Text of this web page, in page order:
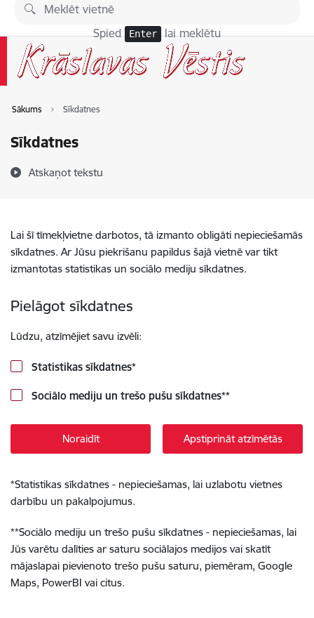
Pāriet uz lapas saturu
Spied Enter lai meklētu
Sākums Sīkdatnes
Sīkdatnes
Atskaņot tekstu
Lai šī tīmekļvietne darbotos, tā izmanto obligāti nepieciešamās
sīkdatnes. Ar Jūsu piekrišanu papildus šajā vietnē var tikt
izmantotas statistikas un sociālo mediju sīkdatnes.
Pielāgot sīkdatnes
Lūdzu, atzīmējiet savu izvēli:
Statistikas sīkdatnes*
Sociālo mediju un trešo pušu sīkdatnes**
Noraidīt Apstiprināt atzīmētās
*Statistikas sīkdatnes - nepieciešamas, lai uzlabotu vietnes
darbību un pakalpojumus.
**Sociālo mediju un trešo pušu sīkdatnes - nepieciešamas, lai
Jūs varētu dalīties ar saturu sociālajos medijos vai skatīt
mājaslapai pievienoto trešo pušu saturu, piemēram, Google
Maps, PowerBI vai citus.